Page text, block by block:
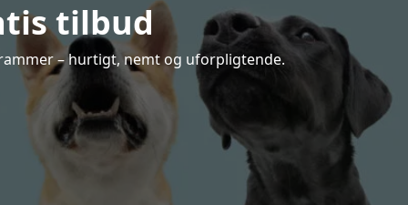
tilbud
– hurtigt, nemt og uforpligtende.